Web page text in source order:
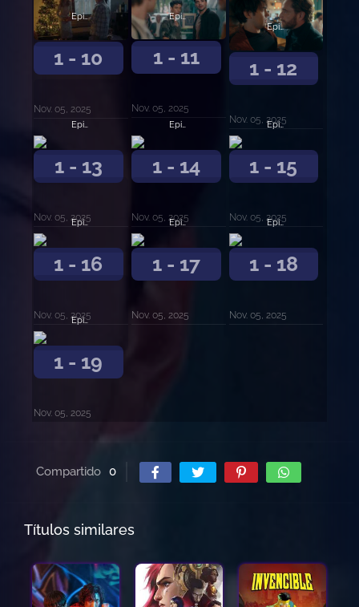
1 - 10
Episodio 10
Nov. 05, 2025
1 - 11
Episodio 11
Nov. 05, 2025
1 - 12
Episodio 12
Nov. 05, 2025
1 - 13
Episodio 13
Nov. 05, 2025
1 - 14
Episodio 14
Nov. 05, 2025
1 - 15
Episodio 15
Nov. 05, 2025
1 - 16
Episodio 16
Nov. 05, 2025
1 - 17
Episodio 17
Nov. 05, 2025
1 - 18
Episodio 18
Nov. 05, 2025
1 - 19
Episodio 19
Nov. 05, 2025
Compartido 0
Títulos similares